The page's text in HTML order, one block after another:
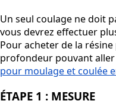
Un seul coulage ne doit
vous devrez effectuer
Pour acheter de la
profondeur pouvant
pour moulage et coulée
ÉTAPE 1 : MESURE